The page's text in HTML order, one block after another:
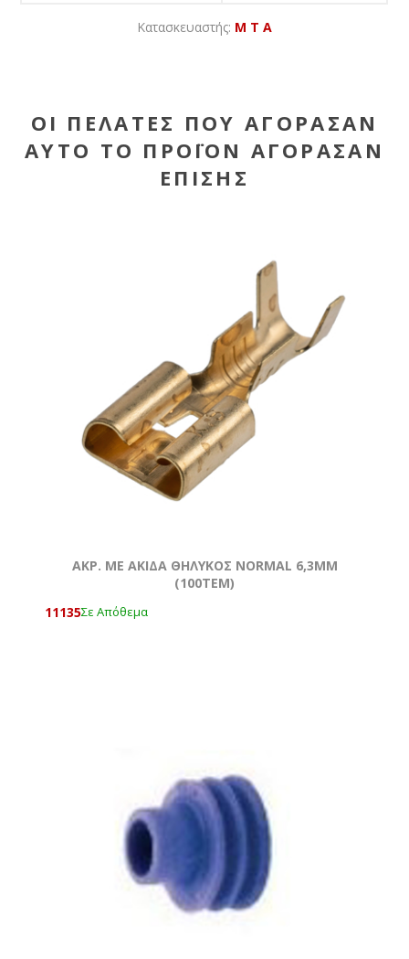
Κατασκευαστής: M T A
ΟΙ ΠΕΛΆΤΕΣ ΠΟΥ ΑΓΌΡΑΣΑΝ
ΑΥΤΌ ΤΟ ΠΡΟΪΌΝ ΑΓΌΡΑΣΑΝ
ΕΠΊΣΗΣ
AKΡ. ΜΕ ΑΚΙΔΑ ΘΗΛΥΚΟΣ NORMAL 6,3ΜΜ
(100ΤΕΜ)
11135Σε Απόθεμα